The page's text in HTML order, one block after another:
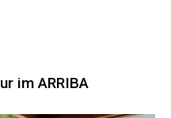
im ARRIBA